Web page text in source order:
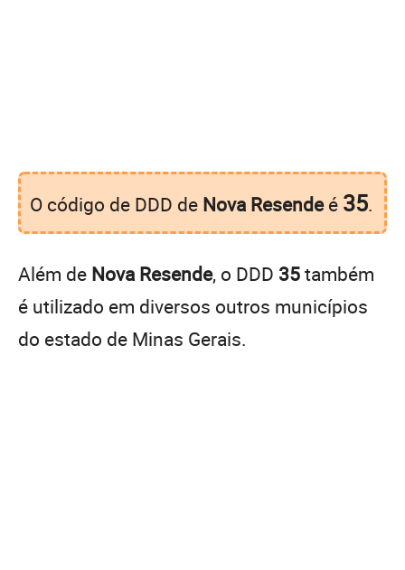
O código de DDD de Nova Resendeé 35.
Além de Nova Resende, o DDD 35também
é utilizado em diversos outros municípios
do estado de Minas Gerais.